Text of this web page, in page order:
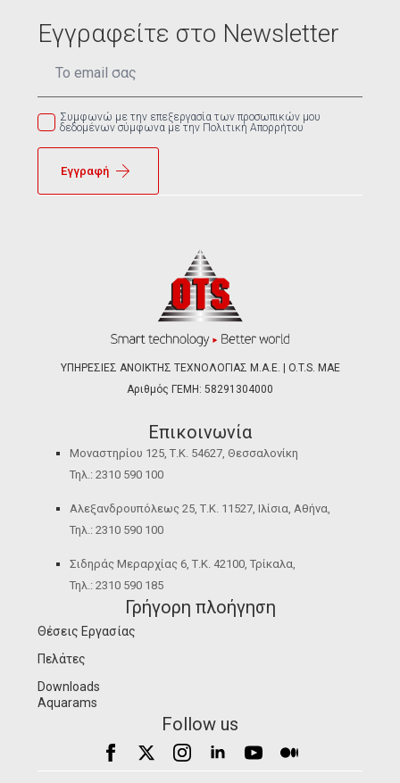
Εγγραφείτε στο Newsletter
Συμφωνώ με την επεξεργασία των προσωπικών μου
δεδομένων σύμφωνα με την Πολιτική Απορρήτου
Εγγραφή
ΥΠΗΡΕΣΙΕΣ ΑΝΟΙΚΤΗΣ ΤΕΧΝΟΛΟΓΙΑΣ Μ.Α.Ε. | O.T.S. ΜΑΕ
Αριθμός ΓΕΜΗ: 58291304000
Επικοινωνία
Μοναστηρίου 125, Τ.Κ. 54627, Θεσσαλονίκη
Τηλ.: 2310 590 100
Αλεξανδρουπόλεως 25, Τ.Κ. 11527, Ιλίσια, Αθήνα,
Τηλ.: 2310 590 100
Σιδηράς Μεραρχίας 6, Τ.Κ. 42100, Τρίκαλα,
Τηλ.: 2310 590 185
Γρήγορη πλοήγηση
Θέσεις Εργασίας
Πελάτες
Downloads
Aquarams
Follow us